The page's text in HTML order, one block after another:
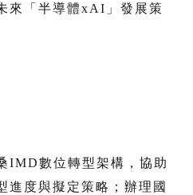
來「半導體xAI」發展策
IMD數位轉型架構，協助
進度與擬定策略；辦理國